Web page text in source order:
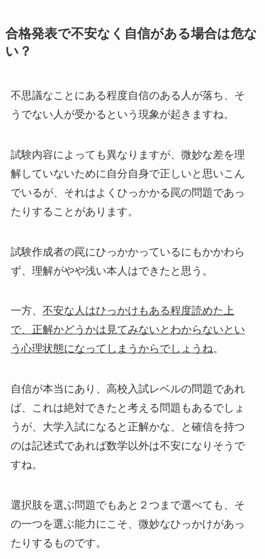
合格発表で不安なく自信がある場合は危な
い？
不思議なことにある程度自信のある人が落ち、そ
うでない人が受かるという現象が起きますね。
試験内容によっても異なりますが、微妙な差を理
解していないために自分自身で正しいと思いこん
でいるが、それはよくひっかかる罠の問題であっ
たりすることがあります。
試験作成者の罠にひっかかっているにもかかわら
ず、理解がやや浅い本人はできたと思う。
一方、 不安な人はひっかけもある程度読めた上
で、正解かどうかは見てみないとわからないとい
う心理状態になってしまうからでしょうね。
自信が本当にあり、高校入試レベルの問題であれ
ば、これは絶対できたと考える問題もあるでしょ
うが、大学入試になると正解かな、と確信を持つ
のは記述式であれば数学以外は不安になりそうで
すね。
選択肢を選ぶ問題でもあと２つまで選べても、そ
の一つを選ぶ能力にこそ、微妙なひっかけがあっ
たりするものです。